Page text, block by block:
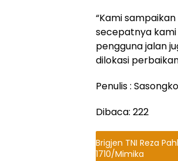
“Kami
secepatnya kami
pengguna jalan
dilokasi
Penulis : Sasongko
Dibaca: 222
Brigjen TNI Reza
1710/Mimika